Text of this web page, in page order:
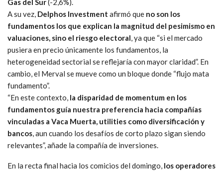
Gas del Sur(-2,6%).
A su vez, Delphos Investment afirmó que no son los
fundamentos los que explican la magnitud del pesimismo en
valuaciones, sino el riesgo electoral, ya que “si el mercado
pusiera en precio únicamente los fundamentos, la
heterogeneidad sectorial se reflejaría con mayor claridad”. En
cambio, el Merval se mueve como un bloque donde “flujo mata
fundamento”.
“En este contexto, la disparidad de momentum en los
fundamentos guía nuestra preferencia hacia compañías
vinculadas a Vaca Muerta, utilities como diversificación y
bancos, aun cuando los desafíos de corto plazo sigan siendo
relevantes”, añade la compañía de inversiones.
En la recta final hacia los comicios del domingo, los operadores